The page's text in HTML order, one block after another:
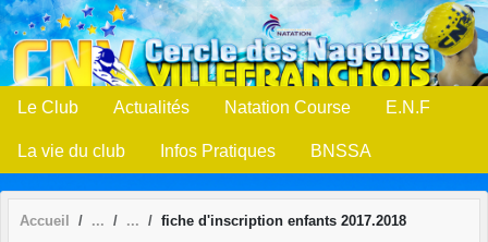
Le Club Actualités Natation Course E.N.F
La vie du club Infos Pratiques BNSSA
Accueil fiche d'inscription enfants 2017.2018
Panneau de gestion des cookies